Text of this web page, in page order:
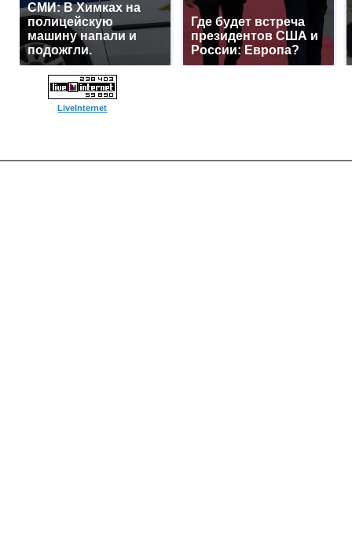
СМИ: В Химках на
полицейскую
машину напали и
подожгли.
Где будет встреча
президентов США и
России: Европа?
LiveInternet